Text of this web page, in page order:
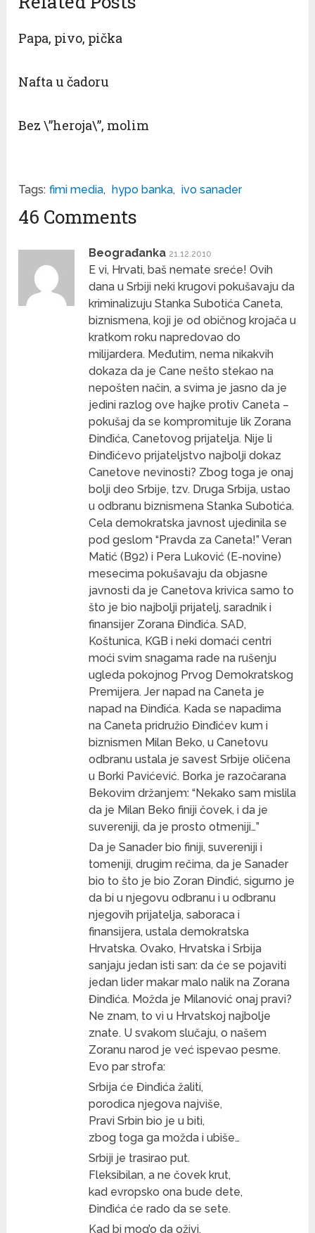
Papa, pivo, pička
Nafta u čadoru
Bez \”heroja\”, molim
Tags: fimi media, hypo banka, ivo sanader
46 Comments
Beograđanka 21.12.2010
E vi, Hrvati, baš nemate sreće! Ovih
dana u Srbiji neki krugovi pokušavaju da
kriminalizuju Stanka Subotića Caneta,
biznismena, koji je od običnog krojača u
kratkom roku napredovao do
milijardera. Međutim, nema nikakvih
dokaza da je Cane nešto stekao na
nepošten način, a svima je jasno da je
jedini razlog ove hajke protiv Caneta –
pokušaj da se kompromituje lik Zorana
Đinđića, Canetovog prijatelja. Nije li
Đinđićevo prijateljstvo najbolji dokaz
Canetove nevinosti? Zbog toga je onaj
bolji deo Srbije, tzv. Druga Srbija, ustao
u odbranu biznismena Stanka Subotića.
Cela demokratska javnost ujedinila se
pod geslom “Pravda za Caneta!” Veran
Matić (B92) i Pera Luković (E-novine)
mesecima pokušavaju da objasne
javnosti da je Canetova krivica samo to
što je bio najbolji prijatelj, saradnik i
finansijer Zorana Đinđića. SAD,
Koštunica, KGB i neki domaći centri
moći svim snagama rade na rušenju
ugleda pokojnog Prvog Demokratskog
Premijera. Jer napad na Caneta je
napad na Đinđića. Kada se napadima
na Caneta pridružio Đinđićev kum i
biznismen Milan Beko, u Canetovu
odbranu ustala je savest Srbije oličena
u Borki Pavićević. Borka je razočarana
Bekovim držanjem: “Nekako sam mislila
da je Milan Beko finiji čovek, i da je
suvereniji, da je prosto otmeniji…”
Da je Sanader bio finiji, suvereniji i
tomeniji, drugim rečima, da je Sanader
bio to što je bio Zoran Đinđić, sigurno je
da bi u njegovu odbranu i u odbranu
njegovih prijatelja, saboraca i
finansijera, ustala demokratska
Hrvatska. Ovako, Hrvatska i Srbija
sanjaju jedan isti san: da će se pojaviti
jedan lider makar malo nalik na Zorana
Đinđića. Možda je Milanović onaj pravi?
Ne znam, to vi u Hrvatskoj najbolje
znate. U svakom slučaju, o našem
Zoranu narod je već ispevao pesme.
Evo par strofa:
Srbija će Đinđića žaliti,
porodica njegova najviše,
Pravi Srbin bio je u biti,
zbog toga ga možda i ubiše…
Srbiji je trasirao put.
Fleksibilan, a ne čovek krut,
kad evropsko ona bude dete,
Đinđića će rado da se sete.
Kad bi mog’o da oživi,